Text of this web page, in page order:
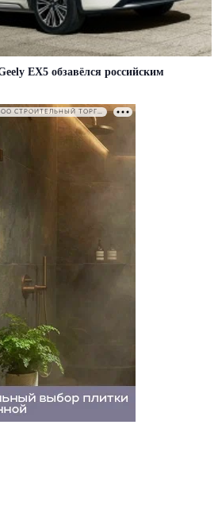
EX5 обзавёлся российским
РЕКЛАМА • ООО СТРОИТЕЛЬНЫЙ ТОРГОВЫЙ ДОМ «ПЕТРОВИЧ». ИНН: 7802348846